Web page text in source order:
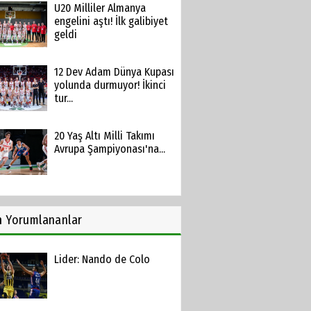
U20 Milliler Almanya
engelini aştı! İlk galibiyet
geldi
12 Dev Adam Dünya Kupası
yolunda durmuyor! İkinci
tur...
20 Yaş Altı Milli Takımı
Avrupa Şampiyonası'na...
Yorumlananlar
Lider: Nando de Colo